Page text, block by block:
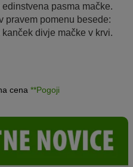
pasma mačke.
pravem pomenu besede:
divje mačke v krvi.
portretu pasme boste našli
cena **Pogoji